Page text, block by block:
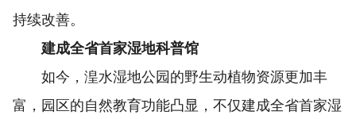
持续改善。
建成全省首家湿地科普馆
如今，湟水湿地公园的野生动植物资源更加丰
富，园区的自然教育功能凸显，不仅建成全省首家湿